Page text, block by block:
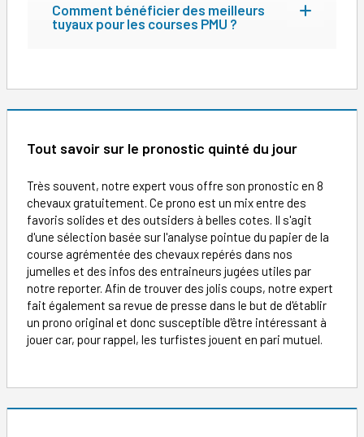
Comment bénéficier des meilleurs
tuyaux pour les courses PMU ?
Tout savoir sur le pronostic quinté du jour
Très souvent, notre expert vous offre son pronostic en 8
chevaux gratuitement. Ce prono est un mix entre des
favoris solides et des outsiders à belles cotes. Il s'agit
d'une sélection basée sur l'analyse pointue du papier de la
course agrémentée des chevaux repérés dans nos
jumelles et des infos des entraineurs jugées utiles par
notre reporter. Afin de trouver des jolis coups, notre expert
fait également sa revue de presse dans le but de d'établir
un prono original et donc susceptible d'être intéressant à
jouer car, pour rappel, les turfistes jouent en pari mutuel.